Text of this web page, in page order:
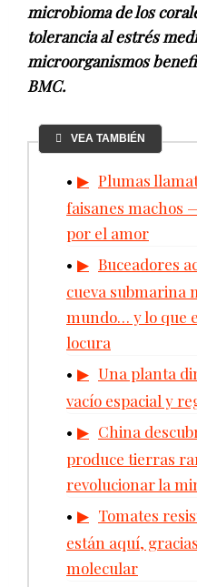
microbioma de los
tolerancia al estrés
microorganismos
BMC.
VEA TAMBIÉN
Plumas
faisanes machos
por el amor
Buceadores
cueva submarina
mundo… y lo que
locura
Una planta
vacío espacial y
China
produce tierras
revolucionar la
Tomates
están aquí,
molecular